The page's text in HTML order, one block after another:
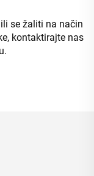
se žaliti na način
kontaktirajte nas